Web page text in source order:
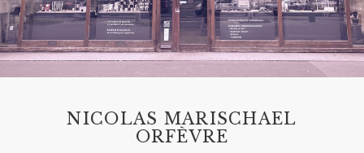
NICOLAS MARISCHAEL
ORFÈVRE